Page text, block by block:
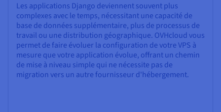
Les applications Django deviennent souvent plus
complexes avec le temps, nécessitant une capacité de
base de données supplémentaire, plus de processus de
travail ou une distribution géographique. OVHcloud vous
permet de faire évoluer la configuration de votre VPS à
mesure que votre application évolue, offrant un chemin
de mise à niveau simple qui ne nécessite pas de
migration vers un autre fournisseur d'hébergement.